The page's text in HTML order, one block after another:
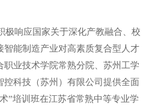
极响应国家关于深化产教融合、校
智能制造产业对高素质复合型人才
职业技术学院常熟分院、苏州工学
控科技（苏州）有限公司提供全面
”培训班在江苏省常熟中等专业学